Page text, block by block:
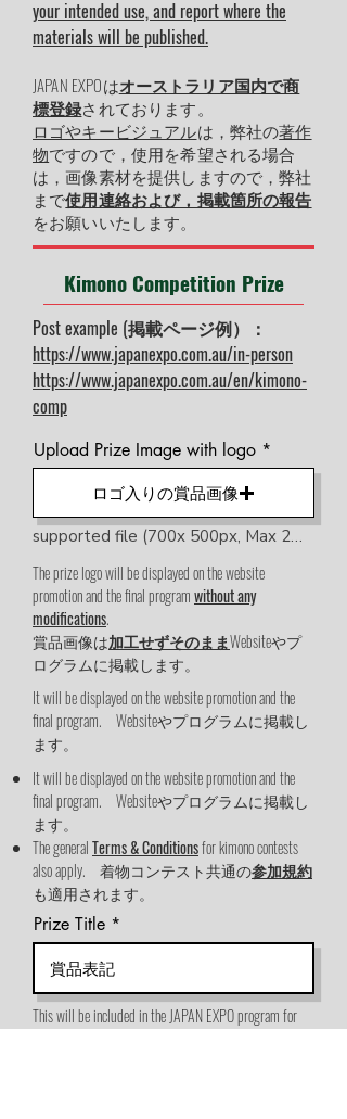
your intended use, and report where the
materials will be published.
JAPAN EXPOはオーストラリア国内で商
標登録されております。
ロゴやキービジュアルは，弊社の著作
物ですので， 使用を希望される場合
は，画像素材を提供しますので，弊社
まで使用連絡および，掲載箇所の報告
をお願いいたします。
Kimono Competition Prize
Post example (掲載ページ例）：
https://www.japanexpo.com.au/in-person
https://www.japanexpo.com.au/en/kimono-
comp
Upload Prize Image with logo
ロゴ入りの賞品画像
supported file (700x 500px, Max 2MB)
The prize logo will be displayed on the website
promotion and the final programwithout any
modifications.
賞品画像は加工せずそのままWebsiteやプ
ログラムに掲載します。
It will be displayed on the website promotion and the
final program. Websiteやプログラムに掲載し
ます。
It will be displayed on the website promotion and the
final program. Websiteやプログラムに掲載し
ます。
The generalTerms & Conditionsfor kimono contests
also apply. 着物コンテスト共通の参加規約
も適用されます。
Prize Title
This will be included in the JAPAN EXPO program for